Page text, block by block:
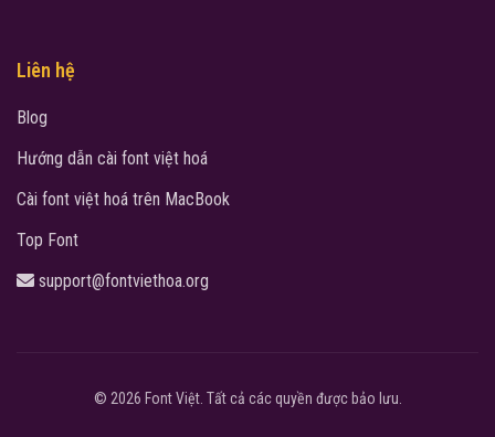
Liên hệ
Blog
Hướng dẫn cài font việt hoá
Cài font việt hoá trên MacBook
Top Font
support@fontviethoa.org
© 2026 Font Việt. Tất cả các quyền được bảo lưu.